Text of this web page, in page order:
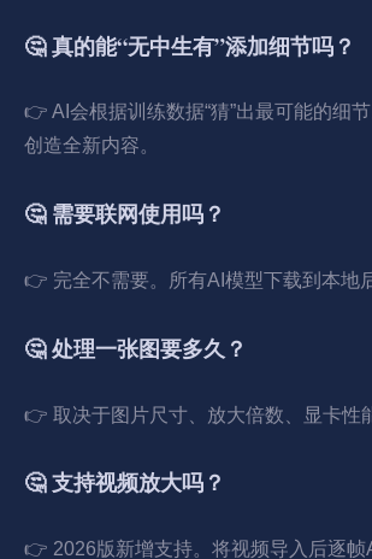
🤔 真的能“无中生有”添加细节吗？
👉 AI会根据训练数据“猜”出最可能的细
创造全新内容。
🤔 需要联网使用吗？
👉 完全不需要。所有AI模型下载到本地
🤔 处理一张图要多久？
👉 取决于图片尺寸、放大倍数、显卡性
🤔 支持视频放大吗？
👉 2026版新增支持。将视频导入后逐